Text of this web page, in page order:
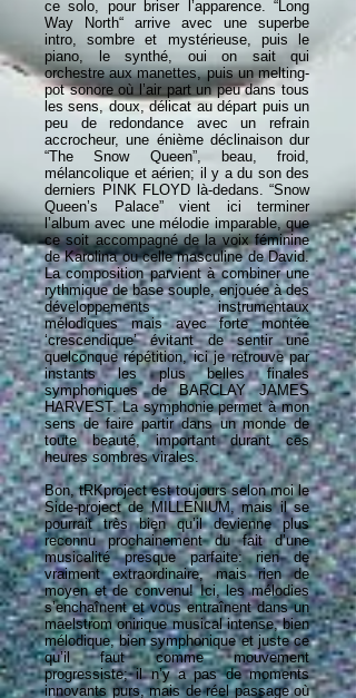
ce solo, pour briser l’apparence. “Long
Way North“ arrive avec une superbe
intro, sombre et mystérieuse, puis le
piano, le synthé, oui on sait qui
orchestre aux manettes, puis un melting-
pot sonore où l’air part un peu dans tous
les sens, doux, délicat au départ puis un
peu de redondance avec un refrain
accrocheur, une énième déclinaison dur
“The Snow Queen”, beau, froid,
mélancolique et aérien; il y a du son des
derniers PINK FLOYD là-dedans. “Snow
Queen’s Palace” vient ici terminer
l’album avec une mélodie imparable, que
ce soit accompagné de la voix féminine
de Karolina ou celle masculine de David.
La composition parvient à combiner une
rythmique de base souple, enjouée à des
développements instrumentaux
mélodiques mais avec forte montée
‘crescendique’ évitant de sentir une
quelconque répétition, ici je retrouve par
instants les plus belles finales
symphoniques de BARCLAY JAMES
HARVEST. La symphonie permet à mon
sens de faire partir dans un monde de
toute beauté, important durant ces
heures sombres virales.
Bon, tRKproject est toujours selon moi le
Side-project de MILLENIUM, mais il se
pourrait très bien qu’il devienne plus
reconnu prochainement du fait d’une
musicalité presque parfaite: rien de
vraiment extraordinaire, mais rien de
moyen et de convenu! Ici, les mélodies
s’enchaînent et vous entraînent dans un
maelstrom onirique musical intense, bien
mélodique, bien symphonique et juste ce
qu’il faut comme mouvement
progressiste; il n’y a pas de moments
innovants purs, mais de réel passage où